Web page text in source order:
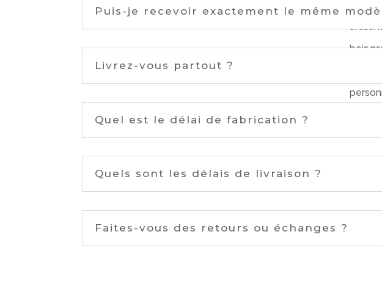
Puis-je recevoir exactement le même
Livrez-vous partout ?
Quel est le délai de fabrication ?
Quels sont les délais de livraison ?
Faites-vous des retours ou échanges ?